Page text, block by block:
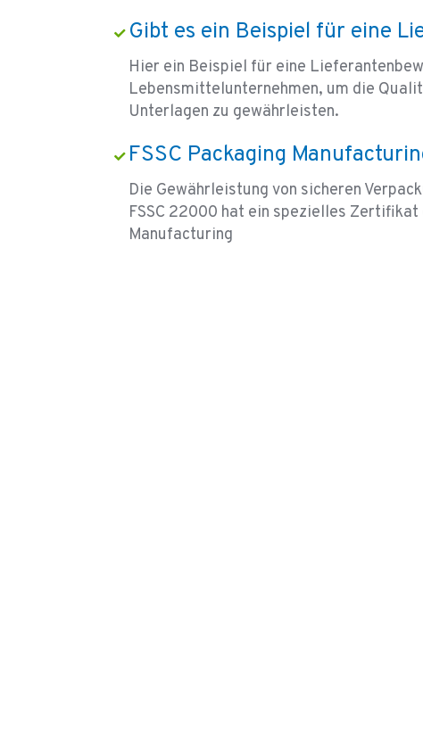
Gibt es ein Beispiel für eine
Hier ein Beispiel für eine
Lebensmittelunternehmen, um die
Unterlagen zu gewährleisten.
FSSC Packaging
Die Gewährleistung von sicheren
FSSC 22000 hat ein spezielles Zertifikat
Manufacturing